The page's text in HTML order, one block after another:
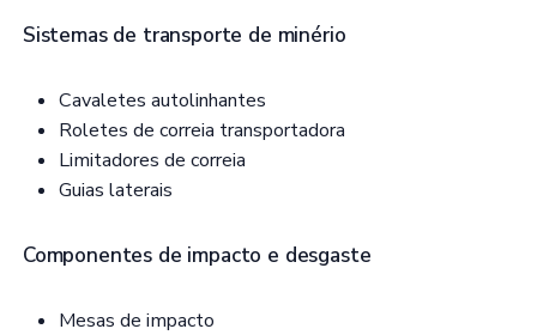
Sistemas de transporte de minério
Cavaletes autolinhantes
Roletes de correia transportadora
Limitadores de correia
Guias laterais
Componentes de impacto e desgaste
Mesas de impacto